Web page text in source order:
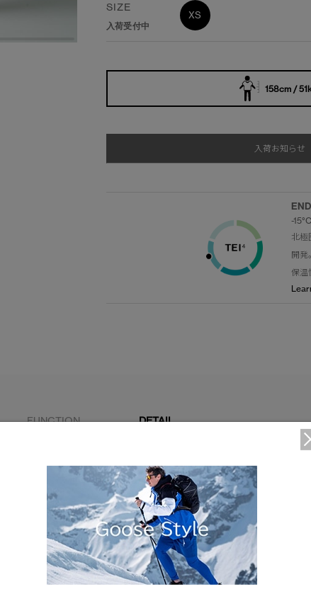
SIZE
入荷受付中
XS
158cm /
入荷お知らせ
-
北極
開発
保温
FUNCTION DETAIL
ダウン入りの調節可能なフード
2WAYジッパーの上にボタンが付いた比翼仕立ての前立
快適な着心地を叶えるリブニット仕様の袖口
外側にフリース裏地のハンドポケットが2つ